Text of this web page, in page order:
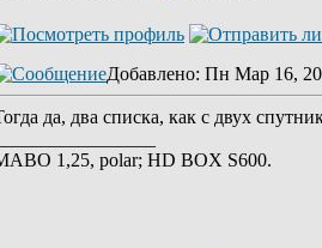
Добавлено: Пн Мар 16,
да, два списка, как с двух
1,25, polar; HD BOX S600.